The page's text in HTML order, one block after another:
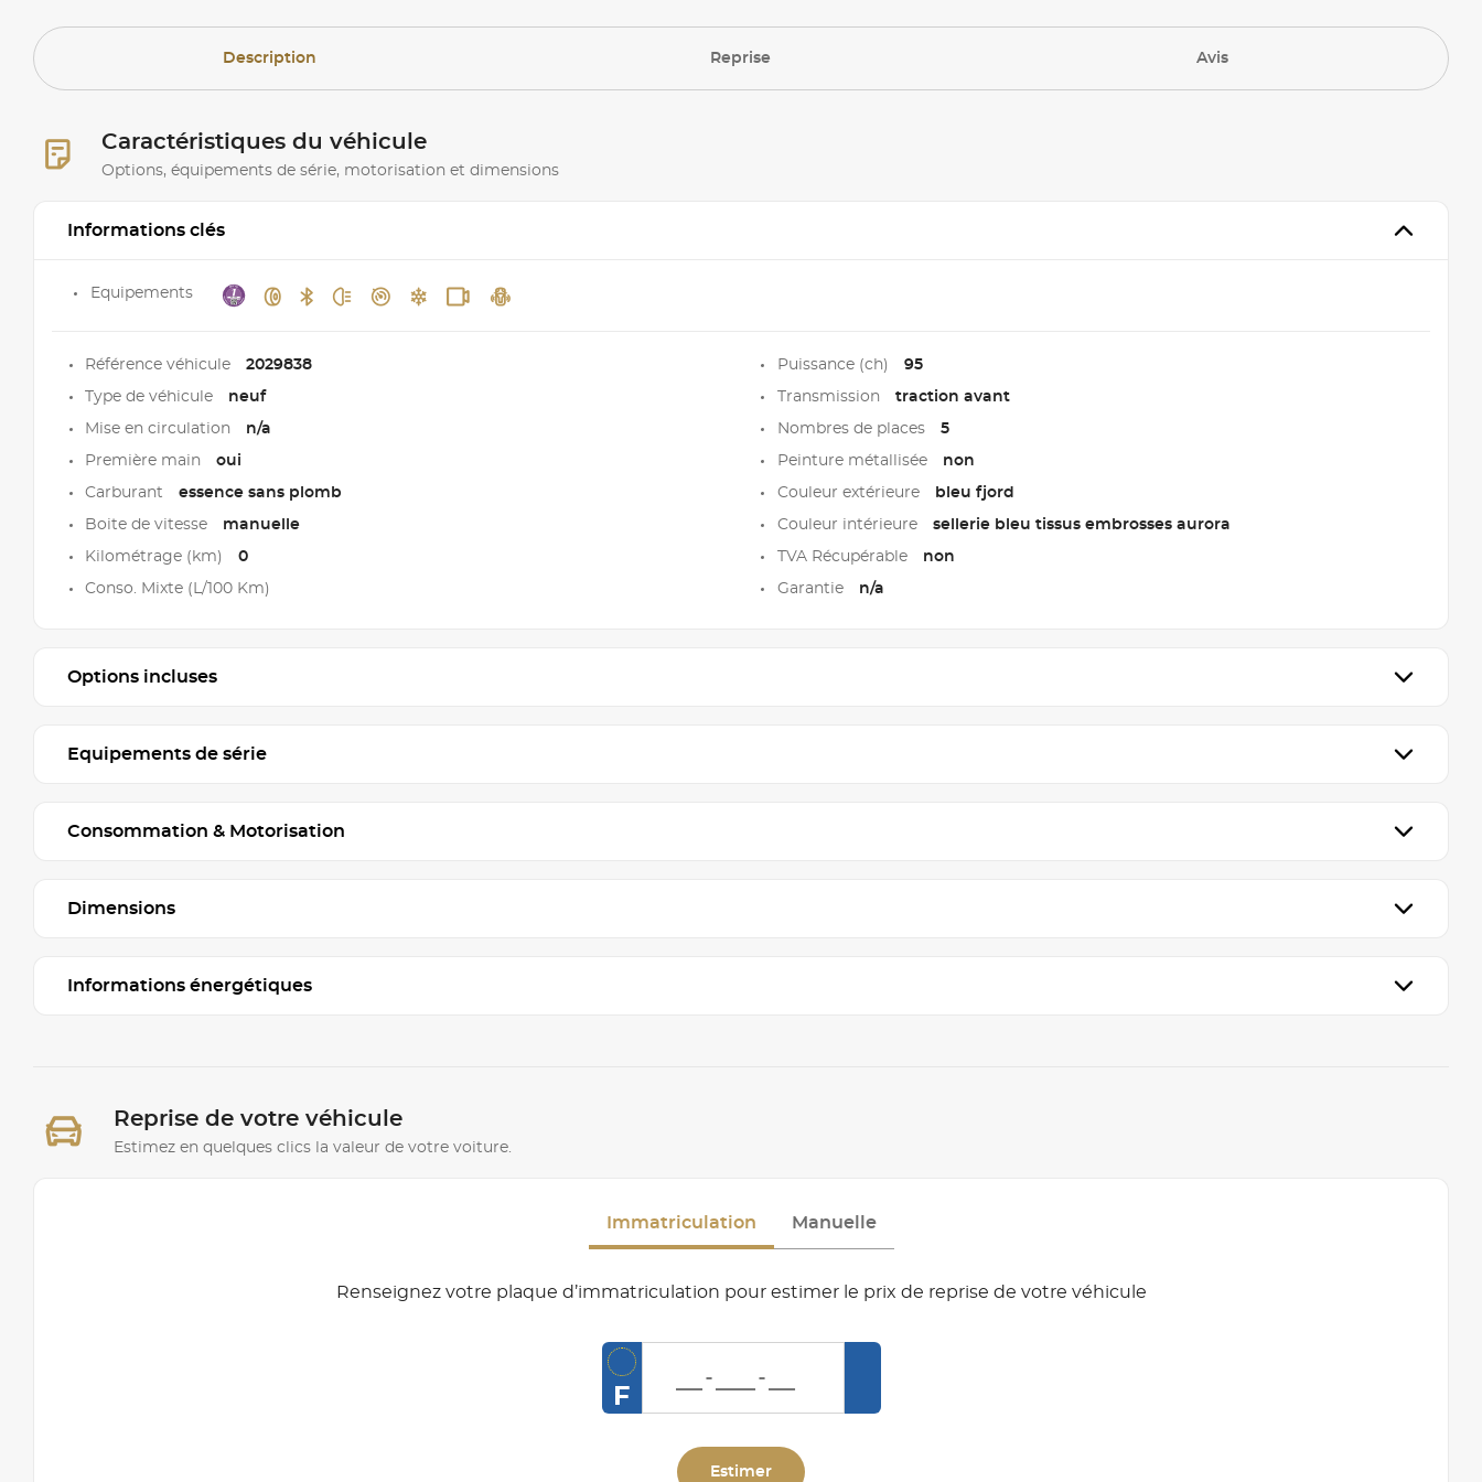
Description Reprise Avis
Caractéristiques du véhicule
Options, équipements de série, motorisation et dimensions
Informations clés
Equipements
Référence véhicule 2029838
Type de véhicule neuf
Mise en circulation n/a
Première main oui
Carburant essence sans plomb
Boite de vitesse manuelle
Kilométrage (km) 0
Conso. Mixte (L/100 Km)
Puissance (ch) 95
Transmission traction avant
Nombres de places 5
Peinture métallisée non
Couleur extérieure bleu fjord
Couleur intérieure sellerie bleu tissus embrosses aurora
TVA Récupérable non
Garantie n/a
Options incluses
Equipements de série
Consommation & Motorisation
Dimensions
Informations énergétiques
Reprise de votre véhicule
Estimez en quelques clics la valeur de votre voiture.
Immatriculation Manuelle
Renseignez votre plaque d’immatriculation pour estimer le prix de reprise de votre véhicule
F
Estimer